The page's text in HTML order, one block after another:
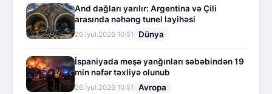
And dağları yarılır: Argentina və Çili
arasında nəhəng tunel layihəsi
26.İyul.2026 10:51 Dünya
İspaniyada meşə yanğınları səbəbindən 19
min nəfər təxliyə olunub
26.İyul.2026 10:51 Avropa